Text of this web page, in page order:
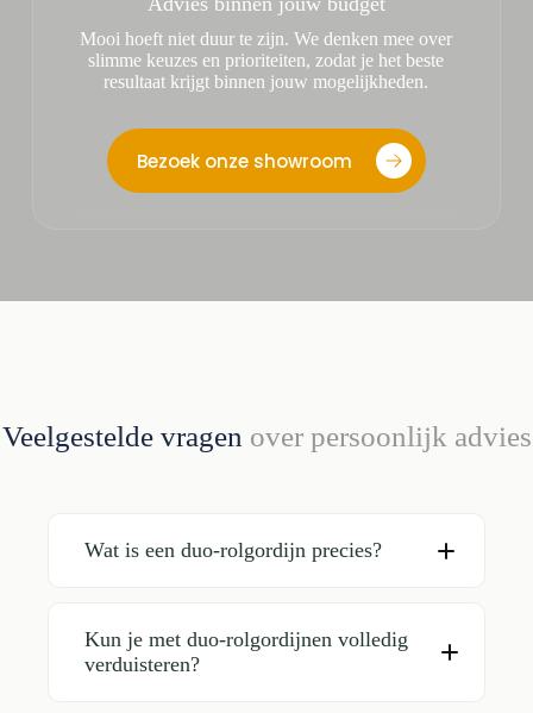
Mooi hoeft niet duur te zijn. We denken mee over
slimme keuzes en prioriteiten, zodat je het beste
resultaat krijgt binnen jouw mogelijkheden.
Bezoek onze showroom
Veelgestelde vragen over persoonlijk advies
Wat is een duo-rolgordijn precies?
Kun je met duo-rolgordijnen volledig
verduisteren?